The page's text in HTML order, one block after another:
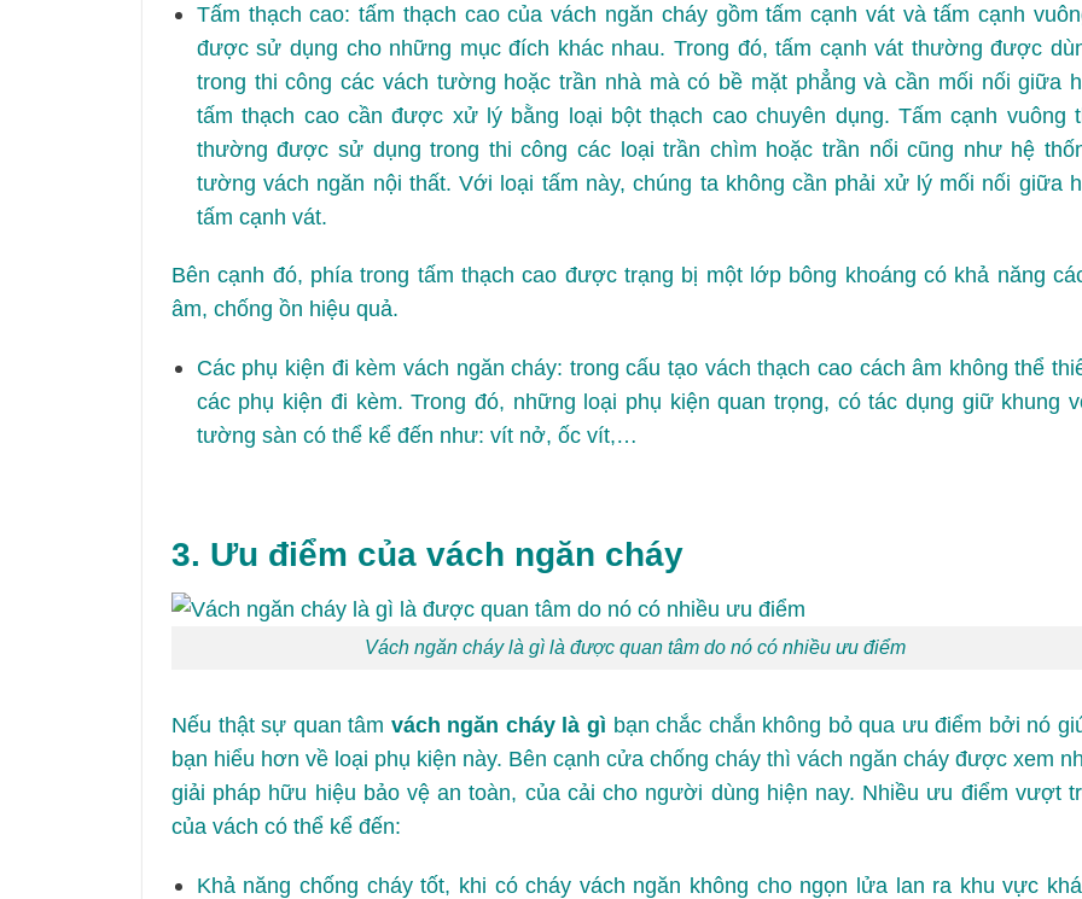
Tấm thạch cao: tấm thạch cao của vách ngăn cháy gồm tấm cạnh vát và tấm cạnh
được sử dụng cho những mục đích khác nhau. Trong đó, tấm cạnh vát thường được
trong thi công các vách tường hoặc trần nhà mà có bề mặt phẳng và cần mối nối giữa
tấm thạch cao cần được xử lý bằng loại bột thạch cao chuyên dụng. Tấm cạnh vuông
thường được sử dụng trong thi công các loại trần chìm hoặc trần nổi cũng như hệ
tường vách ngăn nội thất. Với loại tấm này, chúng ta không cần phải xử lý mối nối giữa
tấm cạnh vát.
Bên cạnh đó, phía trong tấm thạch cao được trạng bị một lớp bông khoáng có khả năng
âm, chống ồn hiệu quả.
Các phụ kiện đi kèm vách ngăn cháy: trong cấu tạo vách thạch cao cách âm không thể
các phụ kiện đi kèm. Trong đó, những loại phụ kiện quan trọng, có tác dụng giữ khung
tường sàn có thể kể đến như: vít nở, ốc vít,…
3. Ưu điểm của vách ngăn cháy
Vách ngăn cháy là gì là được quan tâm do nó có nhiều ưu điểm
Nếu thật sự quan tâm vách ngăn cháy là gì bạn chắc chắn không bỏ qua ưu điểm bởi nó
bạn hiểu hơn về loại phụ kiện này. Bên cạnh cửa chống cháy thì vách ngăn cháy được xem
giải pháp hữu hiệu bảo vệ an toàn, của cải cho người dùng hiện nay. Nhiều ưu điểm vượt
của vách có thể kể đến:
Khả năng chống cháy tốt, khi có cháy vách ngăn không cho ngọn lửa lan ra khu vực